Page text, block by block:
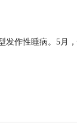
发作性睡病。5月